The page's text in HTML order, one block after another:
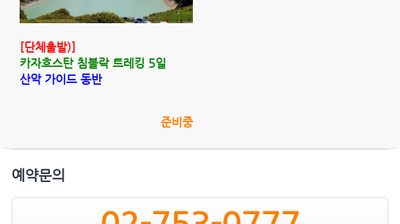
[단체출발)]
카자흐스탄 침블락 트레킹 5일
산악 가이드 동반
준비중
예약문의